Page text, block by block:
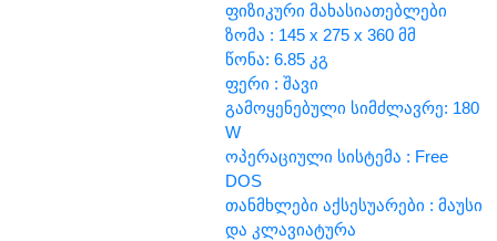
ფიზიკური მახასიათებლები
ზომა : 145 x 275 x 360 მმ
წონა: 6.85 კგ
ფერი : შავი
გამოყენებული სიმძლავრე: 180
W
ოპერაციული სისტემა : Free
DOS
თანმხლები აქსესუარები : მაუსი
და კლავიატურა